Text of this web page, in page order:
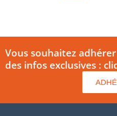
Vous souhaitez
des infos exclusives :